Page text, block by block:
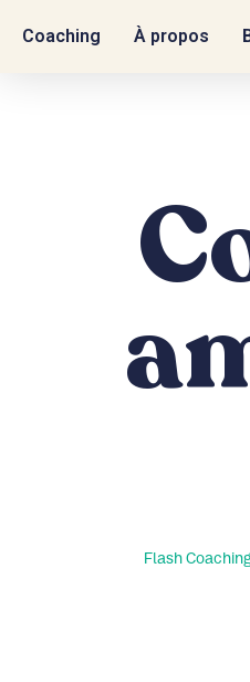
Coaching À propos
Flash